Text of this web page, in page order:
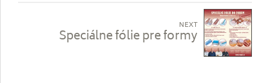
NEXT
Špeciálne fólie pre formy